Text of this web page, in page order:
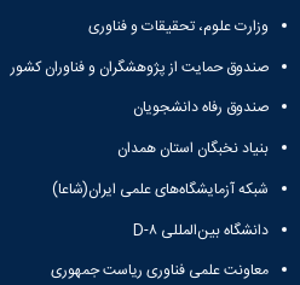
وزارت علوم، تحقیقات و فناوری
صندوق حمایت از پژوهشگران و فناوران کشور
صندوق رفاه دانشجویان
بنیاد نخبگان استان همدان
شبکه آزمایشگاه‌های علمی ایران(شاعا)
دانشگاه بین‌المللی D-۸
معاونت علمی فناوری ریاست جمهوری